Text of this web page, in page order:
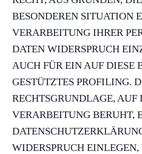
BESONDEREN SITUATION
VERARBEITUNG IHRER
DATEN WIDERSPRUCH
AUCH FÜR EIN AUF DIESE
GESTÜTZTES PROFILING.
RECHTSGRUNDLAGE, AUF
VERARBEITUNG BERUHT,
WIDERSPRUCH